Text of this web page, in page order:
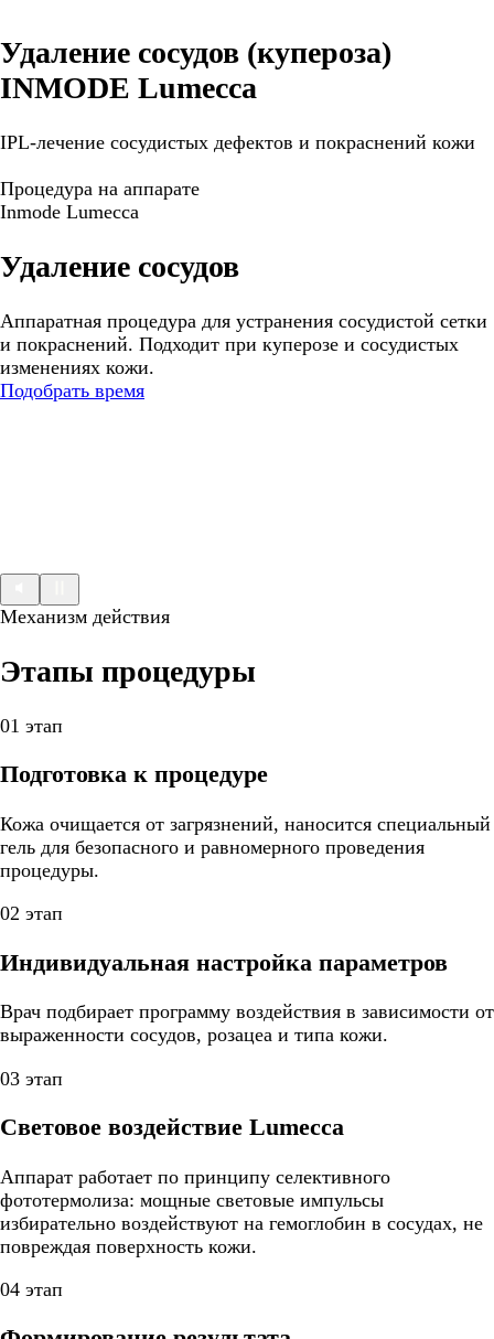
Удаление сосудов (купероза)
INMODE Lumecca
IPL-лечение сосудистых дефектов и покраснений кожи
Процедура на аппарате
Inmode Lumecca
Удаление сосудов
Аппаратная процедура для устранения сосудистой сетки
и покраснений. Подходит при куперозе и сосудистых
изменениях кожи.
Подобрать время
Механизм действия
Этапы процедуры
01 этап
Подготовка к процедуре
Кожа очищается от загрязнений, наносится специальный
гель для безопасного и равномерного проведения
процедуры.
02 этап
Индивидуальная настройка параметров
Врач подбирает программу воздействия в зависимости от
выраженности сосудов, розацеа и типа кожи.
03 этап
Световое воздействие Lumecca
Аппарат работает по принципу селективного
фототермолиза: мощные световые импульсы
избирательно воздействуют на гемоглобин в сосудах, не
повреждая поверхность кожи.
04 этап